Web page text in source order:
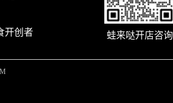
开创者 蛙来哒开店咨询